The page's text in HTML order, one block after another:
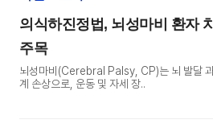
의식하진정법, 뇌성마비 환자
주목
뇌성마비(Cerebral Palsy, CP)는 뇌 발달
계 손상으로, 운동 및 자세 장..